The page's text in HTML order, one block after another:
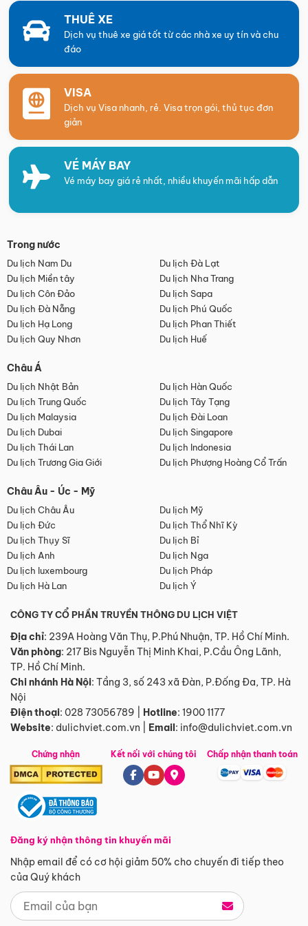
THUÊ XE
Dịch vụ thuê xe giá tốt từ các nhà xe uy tín và chu
đáo
VISA
Dịch vụ Visa nhanh, rẻ. Visa trọn gói, thủ tục đơn
giản
VÉ MÁY BAY
Vé máy bay giá rẻ nhất, nhiều khuyến mãi hấp dẫn
Trong nước
Du lịch Nam Du
Du lịch Đà Lạt
Du lịch Miền tây
Du lịch Nha Trang
Du lịch Côn Đảo
Du lịch Sapa
Du lịch Đà Nẵng
Du lịch Phú Quốc
Du lịch Hạ Long
Du lịch Phan Thiết
Du lịch Quy Nhơn
Du lịch Huế
Châu Á
Du lịch Nhật Bản
Du lịch Hàn Quốc
Du lịch Trung Quốc
Du lịch Tây Tạng
Du lịch Malaysia
Du lịch Đài Loan
Du lịch Dubai
Du lịch Singapore
Du lịch Thái Lan
Du lịch Indonesia
Du lịch Trương Gia Giới
Du lịch Phượng Hoàng Cổ Trấn
Châu Âu - Úc - Mỹ
Du lịch Châu Âu
Du lịch Mỹ
Du lịch Đức
Du lịch Thổ Nhĩ Kỳ
Du lịch Thụy Sĩ
Du lịch Bỉ
Du lịch Anh
Du lịch Nga
Du lịch luxembourg
Du lịch Pháp
Du lịch Hà Lan
Du lịch Ý
CÔNG TY CỔ PHẦN TRUYỀN THÔNG DU LỊCH VIỆT
Địa chỉ: 239A Hoàng Văn Thụ, P.Phú Nhuận, TP. Hồ Chí Minh.
Văn phòng: 217 Bis Nguyễn Thị Minh Khai, P.Cầu Ông Lãnh,
TP. Hồ Chí Minh.
Chi nhánh Hà Nội: Tầng 3, số 243 xã Đàn, P.Đống Đa, TP. Hà
Nội
Điện thoại: 028 73056789 Hotline: 1900 1177
Website: dulichviet.com.vn Email: info@dulichviet.com.vn
Chứng nhận
Đăng ký nhận thông tin khuyến mãi
Nhập email để có cơ hội giảm 50% cho chuyến đi tiếp theo
của Quý khách
Kết nối với chúng tôi Chấp nhận thanh toán